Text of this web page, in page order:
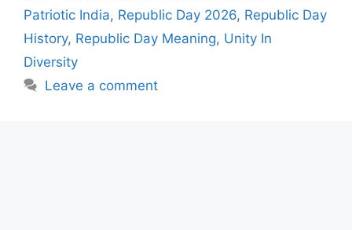
Patriotic India, Republic Day 2026, Republic Day
History, Republic Day Meaning, Unity In
Diversity
Leave a comment